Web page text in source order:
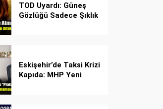
TOD Uyardı: Güneş
Gözlüğü Sadece Şıklık
Eskişehir’de Taksi Krizi
Kapıda: MHP Yeni